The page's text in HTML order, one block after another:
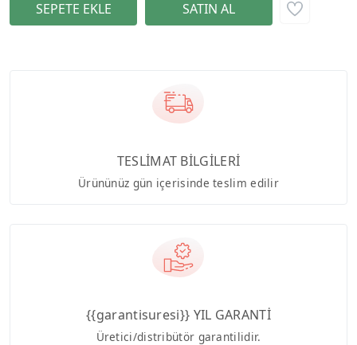
TESLİMAT BİLGİLERİ
Ürününüz gün içerisinde teslim edilir
{{garantisuresi}} YIL GARANTİ
Üretici/distribütör garantilidir.